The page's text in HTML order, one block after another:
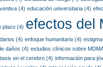
(4) educación universitaria (4)
plazo (4) efectos del
(4) enfoque humanitario (4)
daños (4) estudios clínicos sobre MDMA
en el cerebro (4) información para